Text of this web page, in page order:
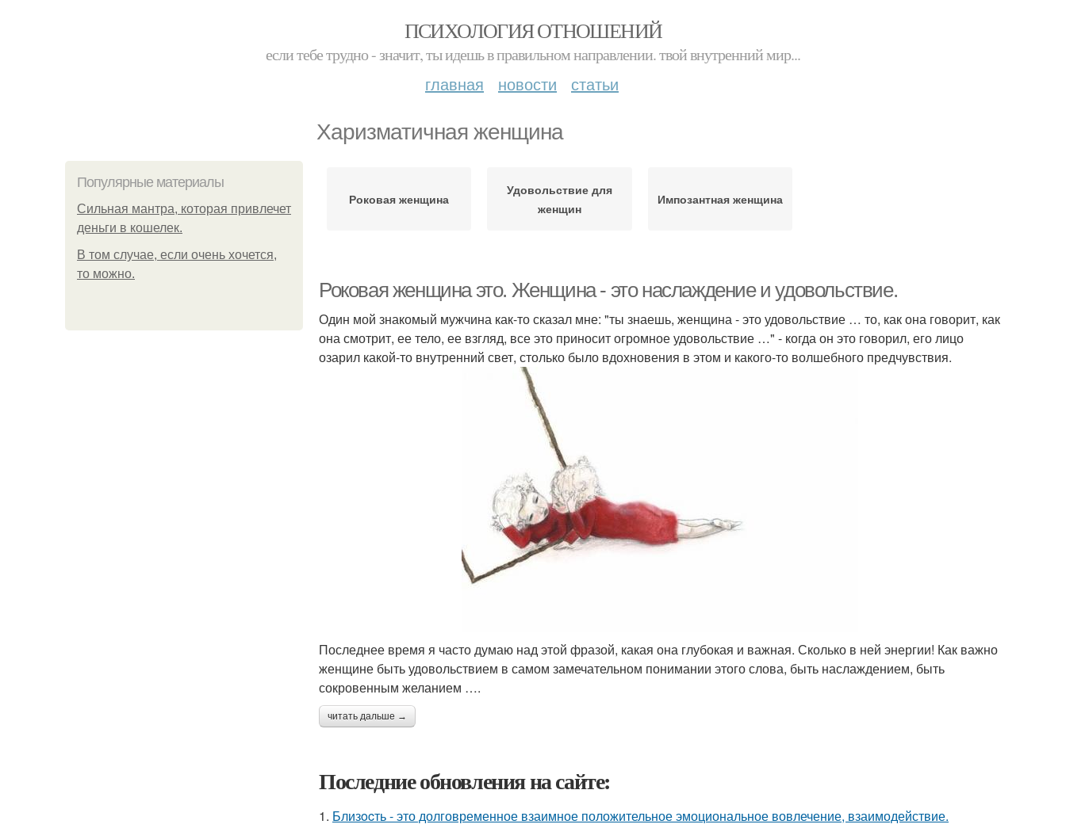
ПСИХОЛОГИЯ ОТНОШЕНИЙ
если тебе трудно - значит, ты идешь в правильном направлении. твой внутренний мир...
главная новости статьи
Харизматичная женщина
Популярные материалы
Сильная мантра, которая привлечет
деньги в кошелек.
В том случае, если очень хочется,
то можно.
Роковая женщина
Удовольствие для
женщин
Импозантная женщина
Роковая женщина это. Женщина - это наслаждение и удовольствие.
Один мой знакомый мужчина как-то сказал мне: "ты знаешь, женщина - это удовольствие … то, как она говорит, как
она смотрит, ее тело, ее взгляд, все это приносит огромное удовольствие …" - когда он это говорил, его лицо
озарил какой-то внутренний свет, столько было вдохновения в этом и какого-то волшебного предчувствия.
Последнее время я часто думаю над этой фразой, какая она глубокая и важная. Сколько в ней энергии! Как важно
женщине быть удовольствием в самом замечательном понимании этого слова, быть наслаждением, быть
сокровенным желанием ….
читать дальше →
Последние обновления на сайте:
1. Близocть - это долговременное взаимное положительное эмоциональное вовлечение, взаимодействие.